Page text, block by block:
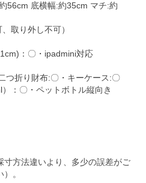
56cm 底横幅:約35cm マチ:約
取り外し不可）
：〇・ipadmini対応
つ折り財布:〇・キーケース:〇
：〇・ペットボトル縦向き
方法違いより、多少の誤差がご
。